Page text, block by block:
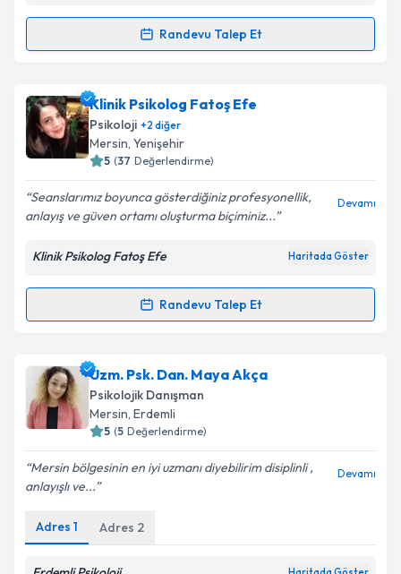
kapsamda işlenmesini kabul ediyorum.
Randevu Talep Et
Randevu Takvimi Talebi
Uzm. Psk. Semiha Toprakiçin randevu takvimi talebi
oluşturun. Size bu uzmandan randevu almanız için bir
takvim hazırlandığında e-posta ile bilgilendireceğiz.
Kişisel verilerimin işlenmesine ilişkin
Aydınlatma
kapsamda işlenmesini kabul ediyorum.
Klinik Psikolog Fatoş Efe
Psikoloji +2 diğer
Mersin, Yenişehir
5 (37 Değerlendirme)
Seanslarımız boyunca gösterdiğiniz profesyonellik,
anlayış ve güven ortamı oluşturma biçiminiz...
Devamı
Klinik Psikolog Fatoş Efe Haritada Göster
Randevu Talep Et
Randevu Takvimi Talebi
Klinik Psikolog Fatoş Efeiçin randevu takvimi talebi
oluşturun. Size bu uzmandan randevu almanız için bir
takvim hazırlandığında e-posta ile bilgilendireceğiz.
Kişisel verilerimin işlenmesine ilişkin
Metni'ni okudum ve kişisel verilerimin belirtilen
kapsamda işlenmesini kabul ediyorum.
Uzm. Psk. Dan. Maya Akça
Psikolojik Danışman
Mersin, Erdemli
5 (5 Değerlendirme)
Mersin bölgesinin en iyi uzmanı diyebilirim disiplinli ,
anlayışlı ve...
Devamı
Adres 1 Adres 2